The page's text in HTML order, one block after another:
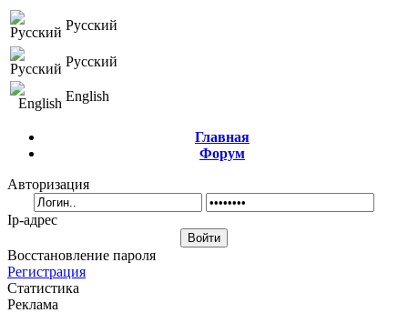
Русский
Русский
English
Главная
Форум
Авторизация
Ip-адрес
Восстановление пароля
Регистрация
Статистика
Реклама